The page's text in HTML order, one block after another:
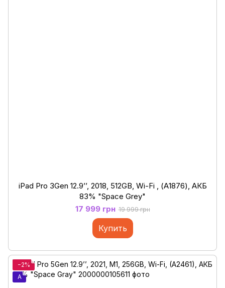
iPad Pro 3Gen 12.9’’, 2018, 512GB, Wi-Fi , (А1876), АКБ
83% "Space Grey"
17 999 грн 19 999 грн
Купить
−2%
A